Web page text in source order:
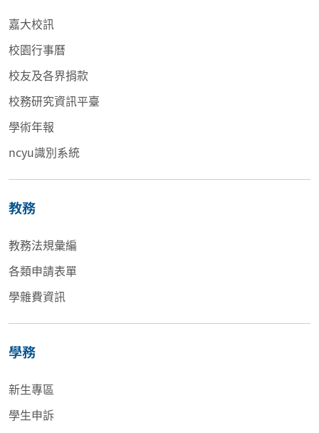
嘉大校訊
校園行事曆
校友及各界捐款
校務研究資訊平臺
學術年報
ncyu識別系統
教務
教務法規彙編
各類申請表單
學雜費資訊
學務
新生專區
學生申訴